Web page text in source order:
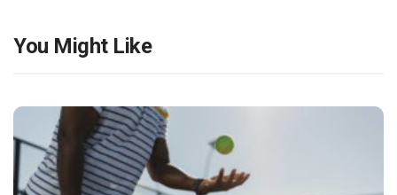
You Might Like